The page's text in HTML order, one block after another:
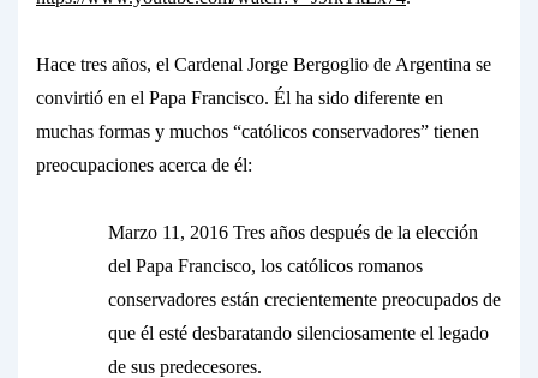
Hace tres años, el Cardenal Jorge Bergoglio de Argentina se
convirtió en el Papa Francisco. Él ha sido diferente en
muchas formas y muchos “católicos conservadores” tienen
preocupaciones acerca de él:
Marzo 11, 2016 Tres años después de la elección
del Papa Francisco, los católicos romanos
conservadores están crecientemente preocupados de
que él esté desbaratando silenciosamente el legado
de sus predecesores.